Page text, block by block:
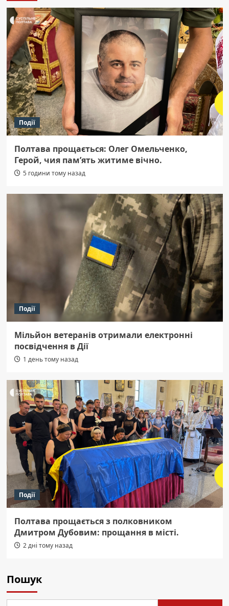
Події
Полтава прощається: Олег Омельченко,
Герой, чия пам’ять житиме вічно.
5 години тому назад
Події
Мільйон ветеранів отримали електронні
посвідчення в Дії
1 день тому назад
Події
Полтава прощається з полковником
Дмитром Дубовим: прощання в місті.
2 дні тому назад
Пошук